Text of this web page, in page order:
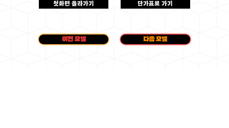
첫화면 올라가기 단가표로 가기
이전 모델 다음 모델